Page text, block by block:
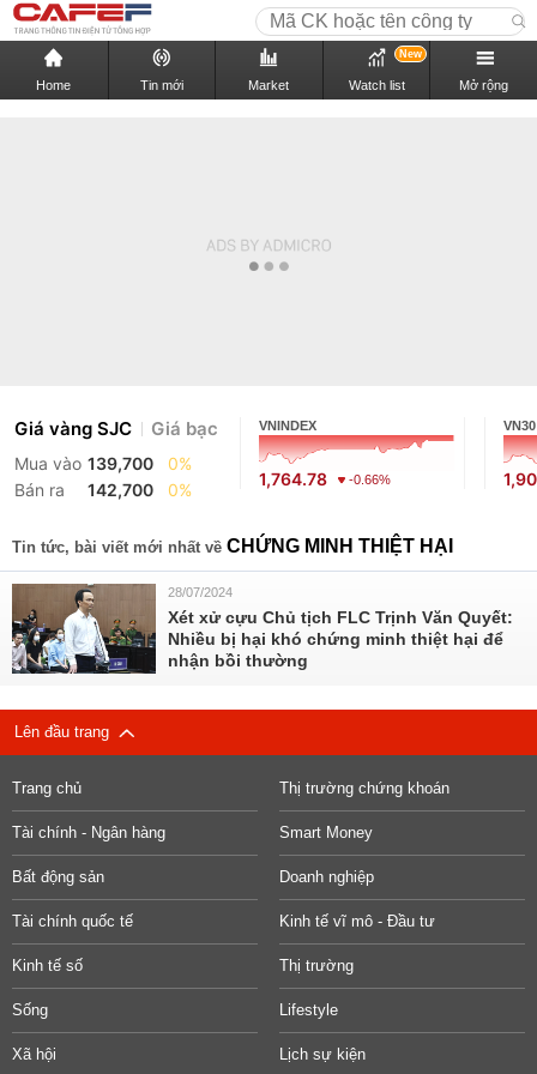
Home Tin mới Market Watch list
New
Mở rộng
Giá vàng SJC Giá bạc
Mua vào 139,700
0%
Bán ra
142,700 0%
VNINDEX
1,764.78 -0.66%
VN30
Tin tức, bài viết mới nhất về CHỨNG MINH THIỆT HẠI
28/07/2024
Xét xử cựu Chủ tịch FLC Trịnh Văn Quyết:
Nhiều bị hại khó chứng minh thiệt hại để
nhận bồi thường
Lên đầu trang
Trang chủ Thị trường chứng khoán
Tài chính - Ngân hàng Smart Money
Bất động sản Doanh nghiệp
Tài chính quốc tế Kinh tế vĩ mô - Đầu tư
Kinh tế số Thị trường
Sống Lifestyle
Xã hội Lịch sự kiện